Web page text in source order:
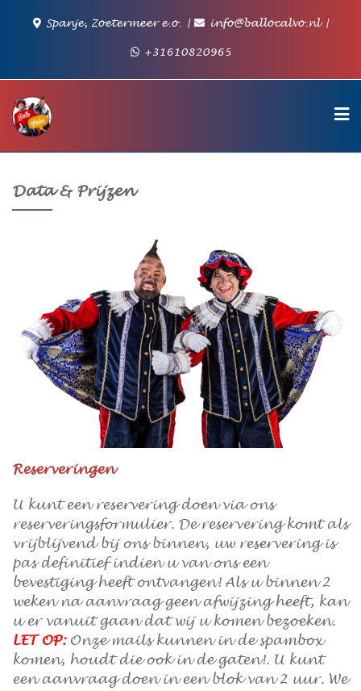
Spanje, Zoetermeer e.o.
info@ballocalvo.nl
+31610820965
Data & Prijzen
Reserveringen
U kunt een reservering doen via ons
reserveringsformulier. De reservering komt als
vrijblijvend bij ons binnen, uw reservering is
pas definitief indien u van ons een
bevestiging heeft ontvangen! Als u binnen 2
weken na aanvraag geen afwijzing heeft, kan
u er vanuit gaan dat wij u komen bezoeken.
LET OP:Onze mails kunnen in de spambox
komen, houdt die ook in de gaten!. U kunt
een aanvraag doen in een blok van 2 uur. We